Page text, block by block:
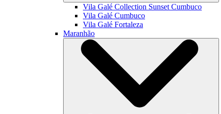
Vila Galé Collection Sunset Cumbuco
Vila Galé Cumbuco
Vila Galé Fortaleza
Maranhão